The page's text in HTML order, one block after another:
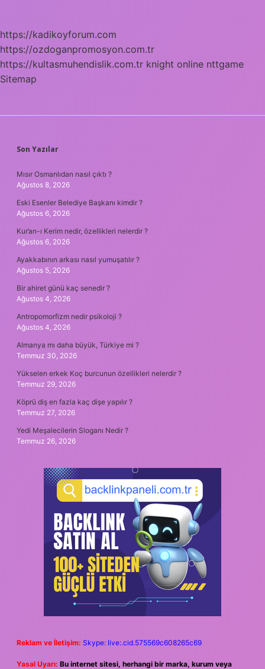
https://kadikoyforum.com
https://ozdoganpromosyon.com.tr
https://kultasmuhendislik.com.tr knight online nttgame
Sitemap
SIDEBAR
Son Yazılar
Mısır Osmanlıdan nasıl çıktı ?
Ağustos 8, 2026
Eski Esenler Belediye Başkanı kimdir ?
Ağustos 6, 2026
Kur’an-ı Kerim nedir, özellikleri nelerdir ?
Ağustos 6, 2026
Ayakkabının arkası nasıl yumuşatılır ?
Ağustos 5, 2026
Bir ahiret günü kaç senedir ?
Ağustos 4, 2026
Antropomorfizm nedir psikoloji ?
Ağustos 4, 2026
Almanya mı daha büyük, Türkiye mi ?
Temmuz 30, 2026
Yükselen erkek Koç burcunun özellikleri nelerdir ?
Temmuz 29, 2026
Köprü diş en fazla kaç dişe yapılır ?
Temmuz 27, 2026
Yedi Meşalecilerin Sloganı Nedir ?
Temmuz 26, 2026
Reklam ve İletişim: Skype: live:.cid.575569c608265c69
Yasal Uyarı: Bu internet sitesi, herhangi bir marka, kurum veya